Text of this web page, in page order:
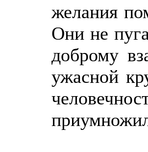
желания
Они не
доброму
ужасной